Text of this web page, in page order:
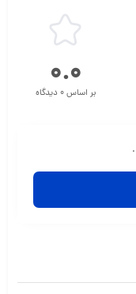
0.0
بر اساس 0 دیدگاه